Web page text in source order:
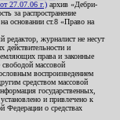
27.07.06 г.) архив «Дебри-
за распространение
основании ст.8 «Право на
журналист не несут
действительности и
права и законные
массовой
воспроизведением
средством массовой
государственных,
и привлечено к
Федерации о средствах